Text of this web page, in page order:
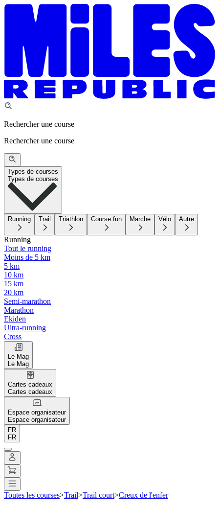
Rechercher une course
Rechercher une course
Types de courses
Types de courses
Running Trail Triathlon Course fun Marche Vélo Autre
Running
Tout le running
Moins de 5 km
5 km
10 km
15 km
20 km
Semi-marathon
Marathon
Ekiden
Ultra-running
Cross
Le Mag
Le Mag
Cartes cadeaux
Cartes cadeaux
Espace organisateur
Espace organisateur
FR
FR
Toutes les courses>Trail>Trail court>Creux de l'enfer